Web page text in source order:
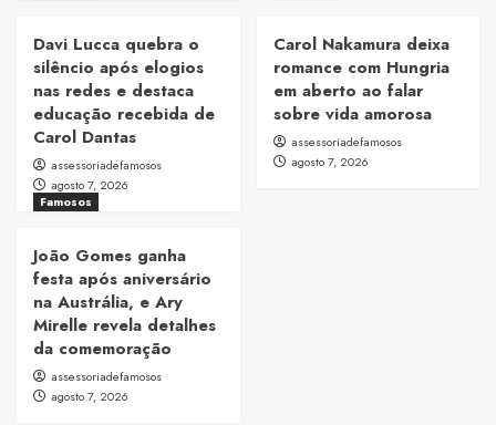
Davi Lucca quebra o
silêncio após elogios
nas redes e destaca
educação recebida de
Carol Dantas
assessoriadefamosos
agosto 7, 2026
Carol Nakamura deixa
romance com Hungria
em aberto ao falar
sobre vida amorosa
assessoriadefamosos
agosto 7, 2026
Famosos
João Gomes ganha
festa após aniversário
na Austrália, e Ary
Mirelle revela detalhes
da comemoração
assessoriadefamosos
agosto 7, 2026